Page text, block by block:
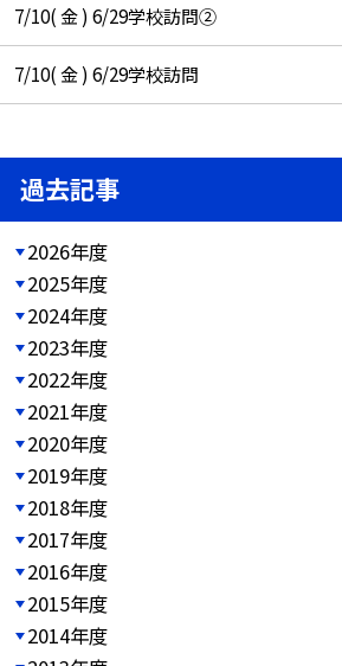
7/10( 金 ) 6/29学校訪問②
7/10( 金 ) 6/29学校訪問
過去記事
2026年度
2025年度
2024年度
2023年度
2022年度
2021年度
2020年度
2019年度
2018年度
2017年度
2016年度
2015年度
2014年度